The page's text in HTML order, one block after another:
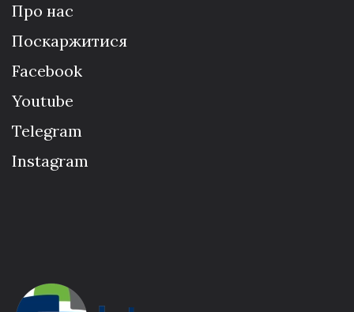
Про нас
Поскаржитися
Facebook
Youtube
Telegram
Instagram